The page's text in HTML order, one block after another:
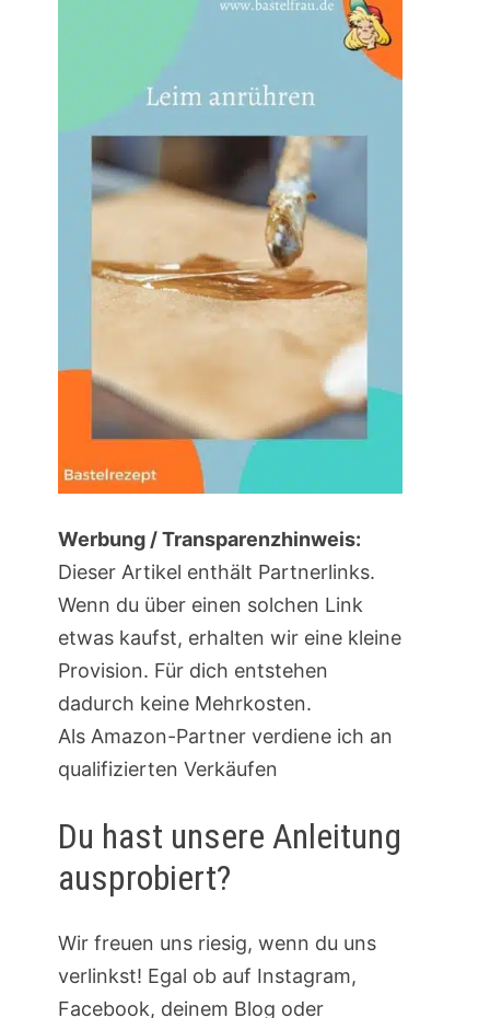
Werbung / Transparenzhinweis:
Dieser Artikel enthält Partnerlinks.
Wenn du über einen solchen Link
etwas kaufst, erhalten wir eine kleine
Provision. Für dich entstehen
dadurch keine Mehrkosten.
Als Amazon-Partner verdiene ich an
qualifizierten Verkäufen
Du hast unsere Anleitung
ausprobiert?
Wir freuen uns riesig, wenn du uns
verlinkst! Egal ob auf Instagram,
Facebook, deinem Blog oder